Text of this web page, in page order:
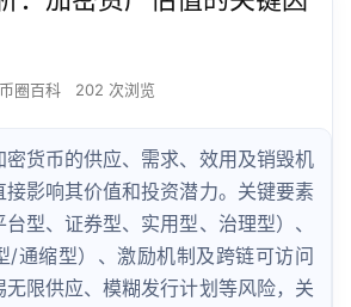
币圈百科 202 次浏览
货币的供应、需求、效用及销毁机
影响其价值和投资潜力。关键要素
型、证券型、实用型、治理型）、
/通缩型）、激励机制及跨链可访问
限供应、模糊发行计划等风险，关